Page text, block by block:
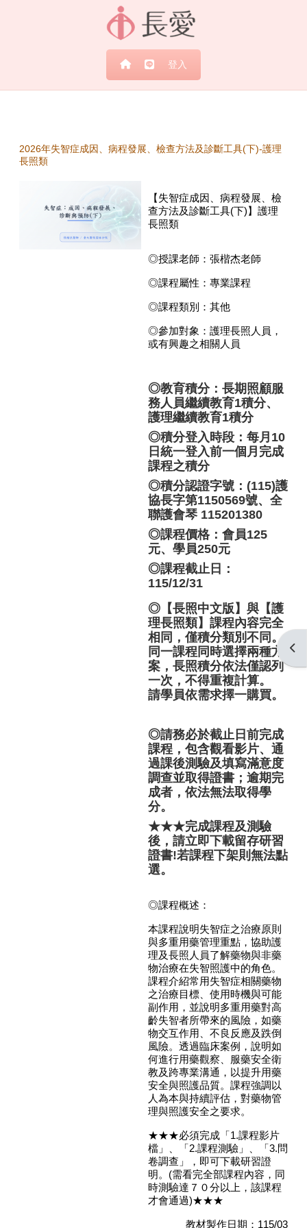
登入
開
2026年失智症成因、病程發展、檢查方法及診斷工具(下)-護理
長照類
【失智症成因、病程發展、檢
查方法及診斷工具(下)】護理
長照類
◎授課老師：張楷杰老師
◎課程屬性：專業課程
◎課程類別：其他
◎參加對象：護理長照人員，
或有興趣之相關人員
◎教育積分：長期照顧服
務人員繼續教育1積分、
護理繼續教育1積分
◎積分登入時段：每月10
日統一登入前一個月完成
課程之積分
◎積分認證字號：(115)護
協長字第1150569號、全
聯護會琴 115201380
◎課程價格：會員125
元、學員250元
◎課程截止日：
115/12/31
◎【長照中文版】與【護
理長照類】 課程內容完全
相同，僅積分類別不同。
同一課程同時選擇兩種方
案，長照積分依法僅認列
一次，不得重複計算。
請學員依需求擇一購買。
◎請務必於截止日前完成
課程，包含觀看影片、通
過課後測驗及填寫滿意度
調查並取得證書；逾期完
成者，依法無法取得學
分。
★★★完成課程及測驗
後，請立即下載留存研習
證書!若課程下架則無法點
選。
◎課程概述：
本課程說明失智症之治療原則
與多重用藥管理重點，協助護
理及長照人員了解藥物與非藥
物治療在失智照護中的角色。
課程介紹常用失智症相關藥物
之治療目標、使用時機與可能
副作用，並說明多重用藥對高
齡失智者所帶來的風險，如藥
物交互作用、不良反應及跌倒
風險。透過臨床案例，說明如
何進行用藥觀察、服藥安全衛
教及跨專業溝通，以提升用藥
安全與照護品質。課程強調以
人為本與持續評估，對藥物管
理與照護安全之要求。
★★★必須完成「1.課程影片
檔」、「2.課程測驗」、「3.問
卷調查」，即可下載研習證
明。(需看完全部課程內容，同
時測驗達７０分以上，該課程
才會通過)★★★
教材製作日期：115/03